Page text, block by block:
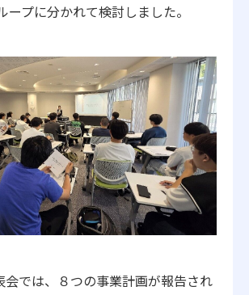
ープに分かれて検討しました。
会では、８つの事業計画が報告され